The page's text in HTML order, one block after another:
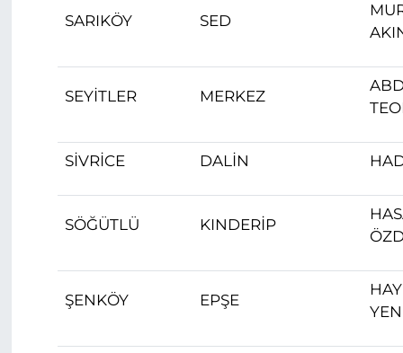
SARIKÖY SED
SEYİTLER MERKEZ
SİVRİCE DALİN
SÖĞÜTLÜ KINDERİP
ŞENKÖY EPŞE